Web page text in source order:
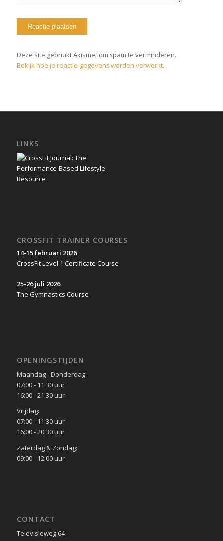
Deze site gebruikt Akismet om spam te verminderen.
Bekijk hoe je reactie-gegevens worden verwerkt.
LINKS
CROSSFIT TRAINER COURSES
14-15 februari 2026
CrossFit Level 1 Certificate Course
25-26 juli 2026
The Gymnastics Course
OPENINGSTIJDEN
Maandag - Donderdag:
07:00 - 11:30 uur
16:00 - 21:30 uur
Vrijdag:
07:00 - 11:30 uur
16:00 - 20:30 uur
Zaterdag & Zondag:
09:00 - 12:00 uur
CONTACT
Televisieweg 64